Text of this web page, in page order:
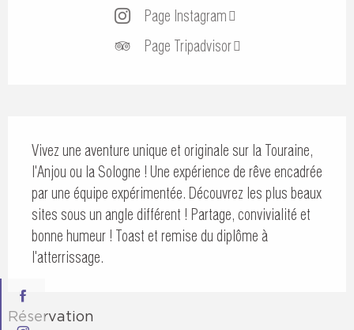
Page Instagram
Page Tripadvisor
Vivez une aventure unique et originale sur la Touraine,
l'Anjou ou la Sologne ! Une expérience de rêve encadrée
par une équipe expérimentée. Découvrez les plus beaux
sites sous un angle différent ! Partage, convivialité et
bonne humeur ! Toast et remise du diplôme à
l'atterrissage.
Réservation